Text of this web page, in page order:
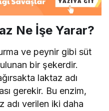
Ne İşe Yarar?
ve peynir gibi süt
bir şekerdir.
laktaz adı
gerekir. Bu enzim,
verilen iki daha